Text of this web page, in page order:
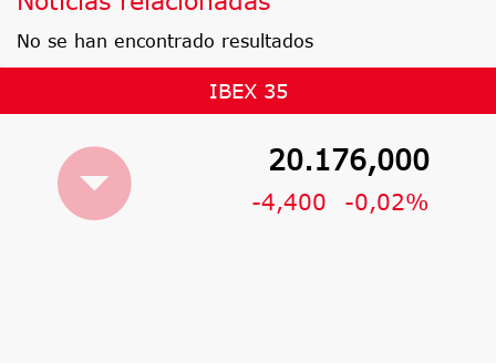
No se han encontrado resultados
IBEX 35
20.176,000
-4,400 -0,02%